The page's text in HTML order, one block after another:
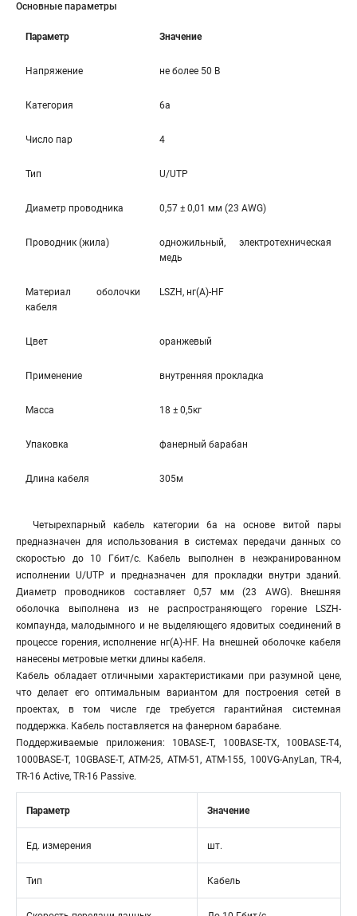
Основные параметры
Параметр Значение
Напряжение не более 50 В
Категория 6a
Число пар 4
Тип U/UTP
Диаметр проводника 0,57 ± 0,01 мм (23 AWG)
Проводник (жила)
одножильный, электротехническая
медь
Материал оболочки
кабеля
LSZH, нг(А)-HF
Цвет оранжевый
Применение внутренняя прокладка
Масса 18 ± 0,5кг
Упаковка фанерный барабан
Длина кабеля 305м
Четырехпарный кабель категории 6а на основе витой пары
предназначен для использования в системах передачи данных со
скоростью до 10 Гбит/c. Кабель выполнен в неэкранированном
исполнении U/UTP и предназначен для прокладки внутри зданий.
Диаметр проводников составляет 0,57 мм (23 AWG). Внешняя
оболочка выполнена из не распространяющего горение LSZH-
компаунда, малодымного и не выделяющего ядовитых соединений в
процессе горения, исполнение нг(А)-HF. На внешней оболочке кабеля
нанесены метровые метки длины кабеля.
Кабель обладает отличными характеристиками при разумной цене,
что делает его оптимальным вариантом для построения сетей в
проектах, в том числе где требуется гарантийная системная
поддержка. Кабель поставляется на фанерном барабане.
Поддерживаемые приложения: 10BASE-T, 100BASE-TX, 100BASE-T4,
1000BASE-T, 10GBASE-T, ATM-25, ATM-51, ATM-155, 100VG-AnyLan, TR-4,
TR-16 Active, TR-16 Passive.
Параметр Значение
Ед. измерения шт.
Тип Кабель